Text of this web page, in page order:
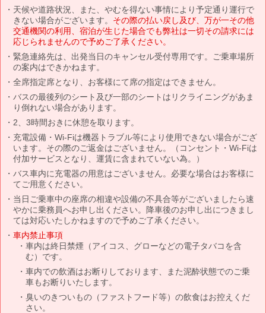
天候や道路状況、また、やむを得ない事情により予定通り運行で
きない場合がございます。 その際の払い戻し及び、万が一その他
交通機関の利用、宿泊が生じた場合でも弊社は一切その請求には
応じられませんので予めご了承ください。
緊急連絡先は、出発当日のキャンセル受付専用です。ご乗車場所
の案内はできかねます。
全席指定席となり、お客様にて席の指定はできません。
バスの最後列のシート及び一部のシートはリクライニングがあま
り倒れない場合があります。
2、3時間おきに休憩を取ります。
充電設備・Wi-Fiは機器トラブル等により使用できない場合がござ
います。その際のご返金はございません。（コンセント・Wi-Fiは
付加サービスとなり、運賃に含まれていない為。）
バス車内に充電器の用意はございません。必要な場合はお客様に
てご用意ください。
当日ご乗車中の座席の相違や設備の不具合等がございましたら速
やかに乗務員へお申し出ください。降車後のお申し出につきまし
ては対応いたしかねますので予めご了承ください。
車内禁止事項
車内は終日禁煙（アイコス、グローなどの電子タバコを含
む）です。
車内での飲酒はお断りしております、また泥酔状態でのご乗
車もお断りいたします。
臭いのきついもの（ファストフード等）の飲食はお控えくだ
さい。